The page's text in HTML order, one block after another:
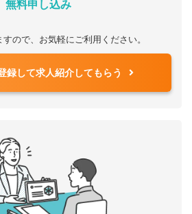
無料申し込み
すので、お気軽にご利用ください。
録して求人紹介してもらう